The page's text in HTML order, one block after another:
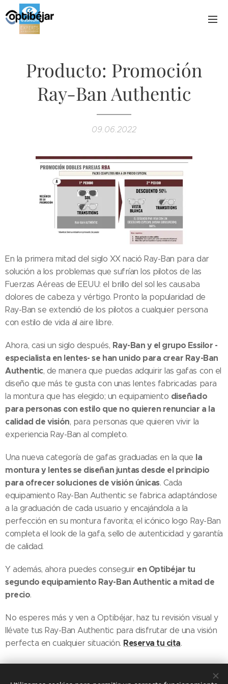
Producto: Promoción
Ray-Ban Authentic
09.06.2022
En la primera mitad del siglo XX nació Ray-Ban para dar
solución a los problemas que sufrían los pilotos de las
Fuerzas Aéreas de EEUU: el brillo del sol les causaba
dolores de cabeza y vértigo. Pronto la popularidad de
Ray-Ban se extendió de los pilotos a cualquier persona
con estilo de vida al aire libre.
Ahora, casi un siglo después, Ray-Ban y el grupo Essilor -
especialista en lentes- se han unido para crear Ray-Ban
Authentic, de manera que puedas adquirir las gafas con el
diseño que más te gusta con unas lentes fabricadas para
la montura que has elegido; un equipamiento diseñado
para personas con estilo que no quieren renunciar a la
calidad de visión, para personas que quieren vivir la
experiencia Ray-Ban al completo.
Una nueva categoría de gafas graduadas en la que la
montura y lentes se diseñan juntas desde el principio
para ofrecer soluciones de visión únicas. Cada
equipamiento Ray-Ban Authentic se fabrica adaptándose
a la graduación de cada usuario y encajándola a la
perfección en su montura favorita; el icónico logo Ray-Ban
completa el look de la gafa, sello de autenticidad y garantía
de calidad.
Y además, ahora puedes conseguir en Optibéjar tu
segundo equipamiento Ray-Ban Authentic a mitad de
precio.
No esperes más y ven a Optibéjar, haz tu revisión visual y
llévate tus Ray-Ban Authentic para disfrutar de una visión
perfecta en cualquier situación. Reserva tu cita.